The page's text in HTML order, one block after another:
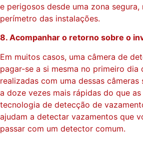
e perigosos desde uma zona
perímetro das instalações.
8. Acompanhar o retorno sobre o
Em muitos casos, uma câmera de
pagar-se a si mesma no primeiro dia
realizadas com uma dessas
a doze vezes mais rápidas do que
tecnologia de detecção de
ajudam a detectar vazamentos que
passar com um detector comum.